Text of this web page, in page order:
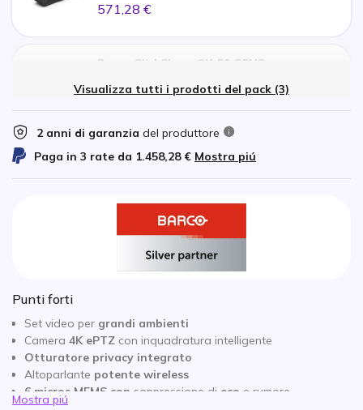
571,28 €
Barco ClickShare CX-50 GEN2
x1
EPOS - Expand 80 T
Visualizza tutti i prodotti del pack (3)
2 anni di garanzia del produttore
Paga in 3 rate da 1.458,28 € Mostra piú
Punti forti
Set video per grandi ambienti
Camera 4K ePTZ con inquadratura intelligente
Otturatore privacy integrato
Altoparlante potente wireless
6 micros MEMS con soppressione di eco e rumore
Mostra piú